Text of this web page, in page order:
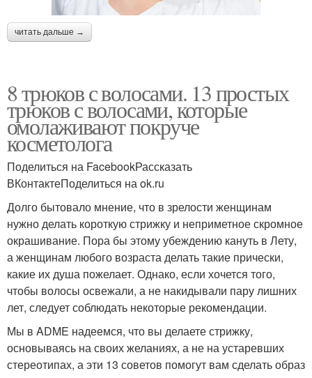
читать дальше →
8 трюков с волосами. 13 простых
трюков с волосами, которые
омолаживают покруче
косметолога
Поделиться на FacebookРассказать
ВКонтактеПоделиться на ok.ru
Долго бытовало мнение, что в зрелости женщинам
нужно делать короткую стрижку и неприметное скромное
окрашивание. Пора бы этому убеждению кануть в Лету,
а женщинам любого возраста делать такие прически,
какие их душа пожелает. Однако, если хочется того,
чтобы волосы освежали, а не накидывали пару лишних
лет, следует соблюдать некоторые рекомендации.
Мы в ADME надеемся, что вы делаете стрижку,
основываясь на своих желаниях, а не на устаревших
стереотипах, а эти 13 советов помогут вам сделать образ